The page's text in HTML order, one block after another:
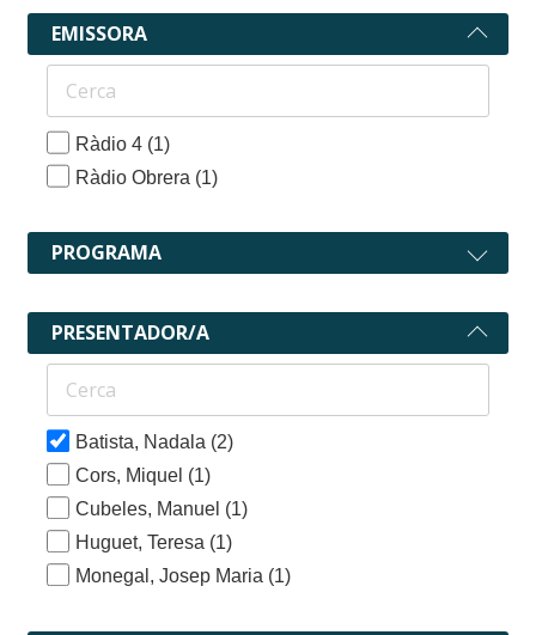
EMISSORA
Ràdio 4 (1)
Ràdio Obrera (1)
PROGRAMA
PRESENTADOR/A
Batista, Nadala (2)
Cors, Miquel (1)
Cubeles, Manuel (1)
Huguet, Teresa (1)
Monegal, Josep Maria (1)